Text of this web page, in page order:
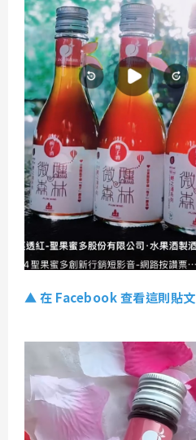
▲ 在 Facebook 查看這則貼文